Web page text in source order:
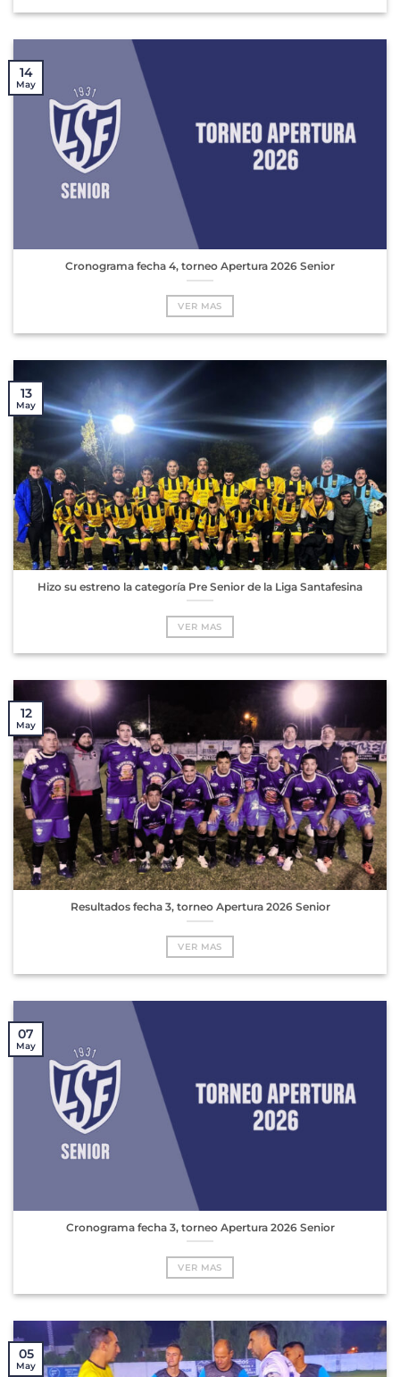
Cronograma fecha 4, torneo Apertura 2026 Senior
VER MAS
14
May
Hizo su estreno la categoría Pre Senior de la Liga Santafesina
VER MAS
13
May
Resultados fecha 3, torneo Apertura 2026 Senior
VER MAS
12
May
Cronograma fecha 3, torneo Apertura 2026 Senior
VER MAS
07
May
05
May